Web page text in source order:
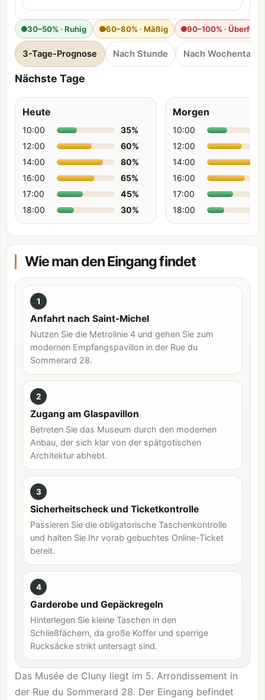
30–50% · Ruhig 60–80% · Mäßig 90–100% · Überfüllt
3-Tage-Prognose Nach Stunde Nach Wochentag
Nächste Tage
Heute
10:00 35%
12:00
60%
14:00
80%
16:00
65%
17:00
45%
18:00
30%
Morgen
10:00
12:00
14:00
16:00
17:00
18:00
Wie man den Eingang findet
1
Anfahrt nach Saint-Michel
Nutzen Sie die Metrolinie 4 und gehen Sie zum
modernen Empfangspavillon in der Rue du
Sommerard 28.
2
Zugang am Glaspavillon
Betreten Sie das Museum durch den modernen
Anbau, der sich klar von der spätgotischen
Architektur abhebt.
3
Sicherheitscheck und Ticketkontrolle
Passieren Sie die obligatorische Taschenkontrolle
und halten Sie Ihr vorab gebuchtes Online-Ticket
bereit.
4
Garderobe und Gepäckregeln
Hinterlegen Sie kleine Taschen in den
Schließfächern, da große Koffer und sperrige
Rucksäcke strikt untersagt sind.
Das Musée de Cluny liegt im 5. Arrondissement in
der Rue du Sommerard 28. Der Eingang befindet